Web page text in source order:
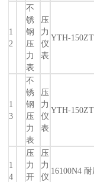
1
2
不
锈
钢
压
力
表
压
力
仪
表
YTH-
1
3
不
锈
钢
压
力
表
压
力
仪
表
YTH-
1
4
压
力
开
压
力
仪
16100N4